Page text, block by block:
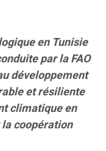
en Tunisie
par la FAO
développement
et résiliente
climatique en
coopération